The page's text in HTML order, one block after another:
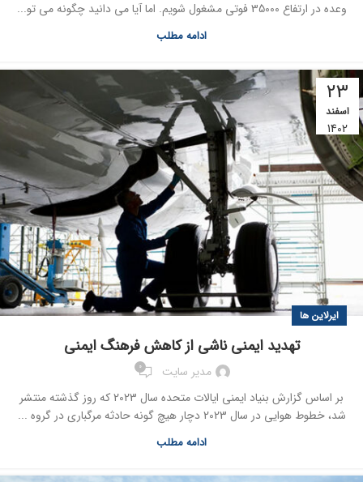
وعده در ارتفاع 35000 فوتی مشغول شویم. اما آیا می دانید چگونه می تو...
ادامه مطلب
23
اسفند
1402
ایرلاین ها
تهدید ایمنی ناشی از کاهش فرهنگ ایمنی
مدیر سایت 0
بر اساس گزارش بنیاد ایمنی ایالات متحده سال 2023 که روز گذشته منتشر
شد، خطوط هوایی در سال 2023 دچار هیچ گونه حادثه مرگباری در گروه ...
ادامه مطلب